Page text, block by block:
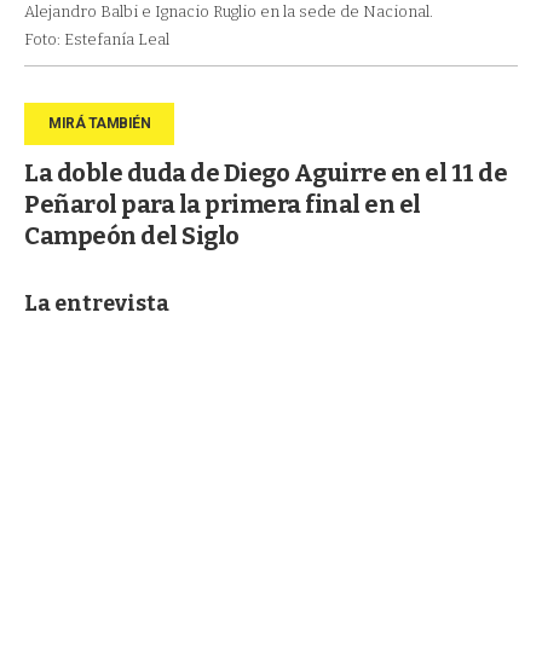
Alejandro Balbi e Ignacio Ruglio en la sede de Nacional.
Foto: Estefanía Leal
La doble duda de Diego Aguirre en el 11 de
Peñarol para la primera final en el
Campeón del Siglo
La entrevista